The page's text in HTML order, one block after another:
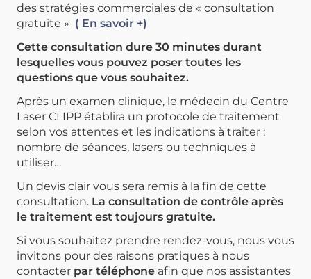
des stratégies commerciales de « consultation
gratuite » ( En savoir +)
Cette consultation dure 30 minutes durant
lesquelles vous pouvez poser toutes les
questions que vous souhaitez.
Après un examen clinique, le médecin du Centre
Laser CLIPP établira un protocole de traitement
selon vos attentes et les indications à traiter :
nombre de séances, lasers ou techniques à
utiliser…
Un devis clair vous sera remis à la fin de cette
consultation. La consultation de contrôle après
le traitement est toujours gratuite.
Si vous souhaitez prendre rendez-vous, nous vous
invitons pour des raisons pratiques à nous
contacter par téléphone afin que nos assistantes